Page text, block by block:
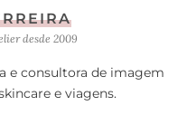
desde 2009
e consultora de imagem
e viagens.